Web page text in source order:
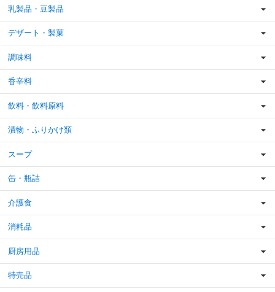
乳製品・豆製品
デザート・製菓
調味料
香辛料
飲料・飲料原料
漬物・ふりかけ類
スープ
缶・瓶詰
介護食
消耗品
厨房用品
特売品